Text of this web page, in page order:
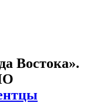
Востока».